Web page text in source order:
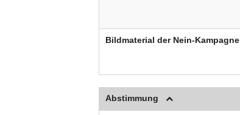
Bildmaterial der Nein-Kampagne
Abstimmung